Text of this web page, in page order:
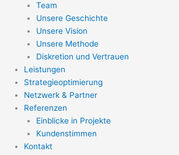
Team
Unsere Geschichte
Unsere Vision
Unsere Methode
Diskretion und Vertrauen
Leistungen
Strategieoptimierung
Netzwerk & Partner
Referenzen
Einblicke in Projekte
Kundenstimmen
Kontakt